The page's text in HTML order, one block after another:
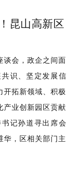
昆山高新区
谈会，政企之间面
识、坚定发展信
开拓新领域、积极
产业创新园区贡献
记孙道寻出席会
华，区相关部门主